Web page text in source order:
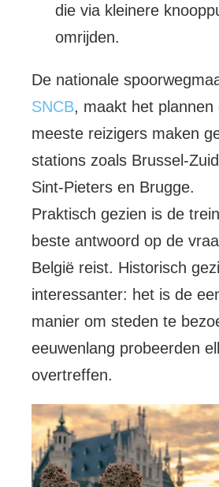
die via kleinere
omrijden.
De nationale
SNCB, maakt het plannen
meeste reizigers maken
stations zoals Brussel-
Sint-Pieters en Brugge.
Praktisch gezien is de
beste antwoord op de
België reist. Historisch
interessanter: het is de
manier om steden te
eeuwenlang probeerden
overtreffen.